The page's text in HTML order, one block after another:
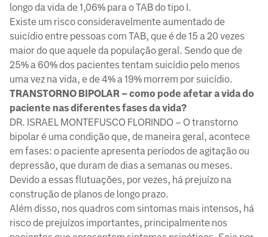
longo da vida de 1,06% para o TAB do tipo I.
Existe um risco consideravelmente aumentado de
suicídio entre pessoas com TAB, que é de 15 a 20 vezes
maior do que aquele da população geral. Sendo que de
25% a 60% dos pacientes tentam suicídio pelo menos
uma vez na vida, e de 4% a 19% morrem por suicídio.
TRANSTORNO BIPOLAR – como pode afetar a vida do
paciente nas diferentes fases da vida?
DR. ISRAEL MONTEFUSCO FLORINDO – O transtorno
bipolar é uma condição que, de maneira geral, acontece
em fases: o paciente apresenta períodos de agitação ou
depressão, que duram de dias a semanas ou meses.
Devido a essas flutuações, por vezes, há prejuízo na
construção de planos de longo prazo.
Além disso, nos quadros com sintomas mais intensos, há
risco de prejuízos importantes, principalmente nos